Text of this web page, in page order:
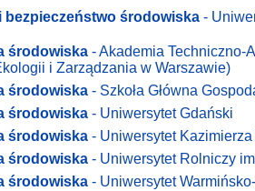
bezpieczeństwo środowiska -
środowiska - Akademia Techniczno-
i Zarządzania w Warszawie)
środowiska - Szkoła Główna
środowiska - Uniwersytet Gdański
środowiska - Uniwersytet
środowiska - Uniwersytet Rolniczy
środowiska - Uniwersytet